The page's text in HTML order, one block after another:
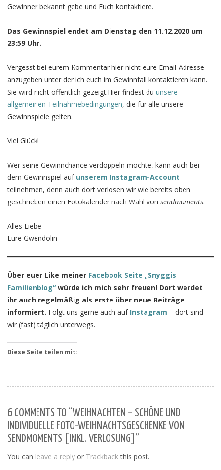
Gewinner bekannt gebe und Euch kontaktiere.
Das Gewinnspiel endet am Dienstag den 11.12.2020 um
23:59 Uhr.
Vergesst bei eurem Kommentar hier nicht eure Email-Adresse
anzugeben unter der ich euch im Gewinnfall kontaktieren kann.
Sie wird nicht öffentlich gezeigt.Hier findest du unsere
allgemeinen Teilnahmebedingungen, die für alle unsere
Gewinnspiele gelten.
Viel Glück!
Wer seine Gewinnchance verdoppeln möchte, kann auch bei
dem Gewinnspiel aufunserem Instagram-Account
teilnehmen, denn auch dort verlosen wir wie bereits oben
geschrieben einen Fotokalender nach Wahl von sendmoments.
Alles Liebe
Eure Gwendolin
Über euer Like meiner Facebook Seite „Snyggis
Familienblog“ würde ich mich sehr freuen! Dort werdet
ihr auch regelmäßig als erste über neue Beiträge
informiert. Folgt uns gerne auch aufInstagram – dort sind
wir (fast) täglich unterwegs.
Diese Seite teilen mit:
6 COMMENTS TO “WEIHNACHTEN – SCHÖNE UND
INDIVIDUELLE FOTO-WEIHNACHTSGESCHENKE VON
SENDMOMENTS [INKL. VERLOSUNG]”
You can leave a reply or Trackbackthis post.